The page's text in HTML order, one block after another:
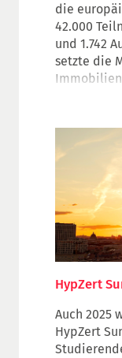
die
42.000
und 1.742
setzte die
HypZert
Auch 2025
HypZert